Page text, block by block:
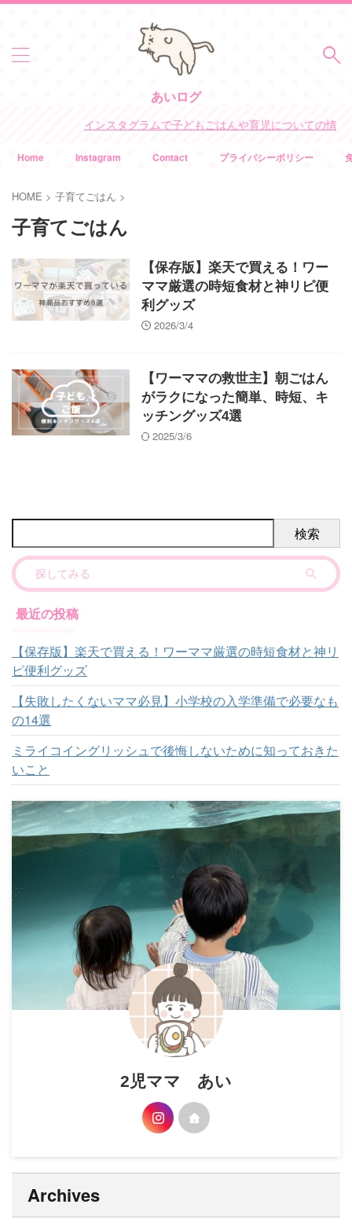
あいログ
インスタグラムで子どもごはんや育児についての情報
Home Instagram Contact プライバシーポリシー
HOME > 子育てごはん >
子育てごはん
【保存版】楽天で買える！ワー
ママ厳選の時短食材と神リピ便
利グッズ
2026/3/4
【ワーママの救世主】朝ごはん
がラクになった簡単、時短、キ
ッチングッズ4選
2025/3/6
検索
最近の投稿
【保存版】楽天で買える！ワーママ厳選の時短食材と神リ
ピ便利グッズ
【失敗したくないママ必見】小学校の入学準備で必要なも
の14選
ミライコイングリッシュで後悔しないために知っておきた
いこと
2児ママ あい
Archives